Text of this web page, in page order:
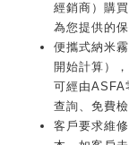
經銷商）購
為您提供的
便攜式納米
開始計算）
可經由ASFA
查詢、免費
客戶要求維